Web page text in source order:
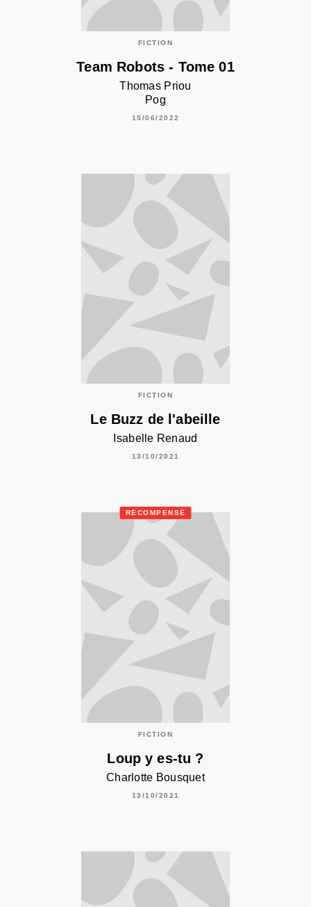
FICTION
Team Robots - Tome 01
Thomas Priou
Pog
15/06/2022
FICTION
Le Buzz de l'abeille
Isabelle Renaud
13/10/2021
RÉCOMPENSÉ
FICTION
Loup y es-tu ?
Charlotte Bousquet
13/10/2021